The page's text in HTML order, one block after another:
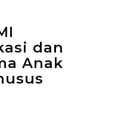
dan
Anak